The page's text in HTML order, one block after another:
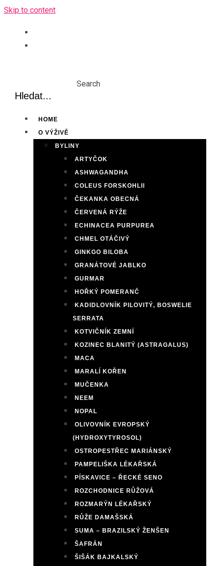
Skip to content
Search
HOME
O VÝŽIVĚ
BYLINY
ARTYČOK
ASHWAGANDHA
COLEUS FORSKOHLII
ČEKANKA OBECNÁ
ČERVENÁ RÝŽE
ECHINACEA PURPUREA
CHMEL OTÁČIVÝ
GINKGO BILOBA
GRANÁTOVÉ JABLKO
GURMAR
HOŘKÝ POMERANČ
KADIDLOVNÍK PILOVITÝ, BOSWELIE
SERRATA
KOTVIČNÍK ZEMNÍ
KOZINEC BLANITÝ (ASTRAGALUS)
MACA
MARALÍ KOŘEN
MUČENKA
NEEM
NOPAL
OLIVOVNÍK EVROPSKÝ
(HYDROXYTYROSOL)
OSTROPESTŘEC MARIÁNSKÝ
PAMPELIŠKA LÉKAŘSKÁ
PÍSKAVICE – ŘECKÉ SENO
ROZCHODNICE RŮŽOVÁ
ROZMARÝN LÉKAŘSKÝ
RŮŽE DAMAŠSKÁ
SUMA – BRAZILSKÝ ŽENŠEN
ŠAFRÁN
ŠIŠÁK BAJKALSKÝ